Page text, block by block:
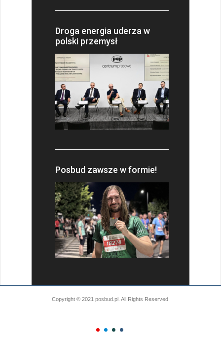
Droga energia uderza w
polski przemysł
Posbud zawsze w formie!
Copyright © 2021 posbud.pl. All Rights Reserved.